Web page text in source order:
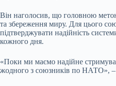
Він наголосив, що головною
та збереження миру. Для цього
підтверджувати надійність
кожного дня.
«Поки ми маємо надійне
жодного з союзників по НАТО», –